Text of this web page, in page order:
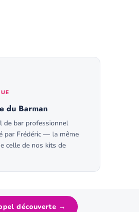
du Barman
de bar professionnel
par Frédéric — la même
celle de nos kits de
découverte →